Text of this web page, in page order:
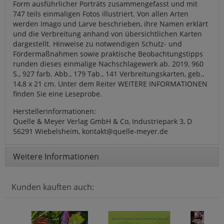
Form ausführlicher Porträts zusammengefasst und mit
747 teils einmaligen Fotos illustriert. Von allen Arten
werden Imago und Larve beschrieben, ihre Namen erklärt
und die Verbreitung anhand von übersichtlichen Karten
dargestellt. Hinweise zu notwendigen Schutz- und
Fördermaßnahmen sowie praktische Beobachtungstipps
runden dieses einmalige Nachschlagewerk ab. 2019, 960
S., 927 farb. Abb., 179 Tab., 141 Verbreitungskarten, geb.,
14,8 x 21 cm. Unter dem Reiter WEITERE INFORMATIONEN
finden Sie eine Leseprobe.
Herstellerinformationen:
Quelle & Meyer Verlag GmbH & Co, Industriepark 3, D
56291 Wiebelsheim, kontakt@quelle-meyer.de
Weitere Informationen
Kunden kauften auch: